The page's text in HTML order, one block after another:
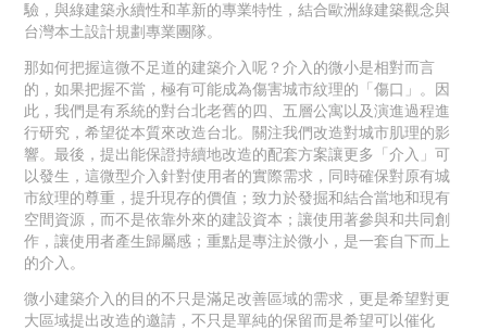
驗，與綠建築永續性和革新的專業特性，結合歐洲綠建築觀念與
台灣本土設計規劃專業團隊。
那如何把握這微不足道的建築介入呢？介入的微小是相對而言
的，如果把握不當，極有可能成為傷害城市紋理的「傷口」。因
此，我們是有系統的對台北老舊的四、五層公寓以及演進過程進
行研究，希望從本質來改造台北。關注我們改造對城市肌理的影
響。最後，提出能保證持續地改造的配套方案讓更多「介入」可
以發生，這微型介入針對使用者的實際需求，同時確保對原有城
市紋理的尊重，提升現存的價值；致力於發掘和結合當地和現有
空間資源，而不是依靠外來的建設資本；讓使用著參與和共同創
作，讓使用者產生歸屬感；重點是專注於微小，是一套自下而上
的介入。
微小建築介入的目的不只是滿足改善區域的需求，更是希望對更
大區域提出改造的邀請，不只是單純的保留而是希望可以催化